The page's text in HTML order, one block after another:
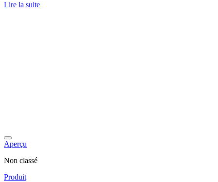
Lire la suite
Aperçu
Non classé
Produit